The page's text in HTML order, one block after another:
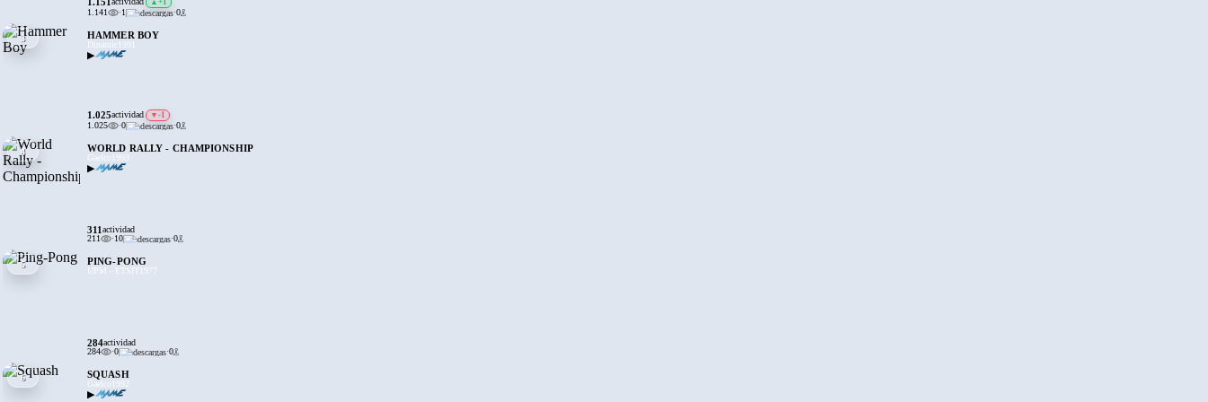
1.141 ·1 ·0
3 HAMMER BOY
Dinamic 1991
▶
1.025actividad ▼-1
1.025 ·0 ·0
4 WORLD RALLY - CHAMPIONSHIP
Gaelco 1993
▶
311actividad
211
·10 ·0
5 PING-PONG
UPM - ETSIT1977
284actividad
284
·0 ·0
6 SQUASH
Gaelco 1992
▶